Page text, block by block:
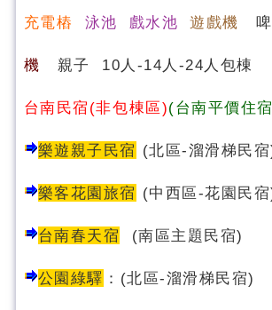
充電樁 泳池 戲水池 遊戲機
機 親子 10人-14人-24人包棟
台南民宿(非包棟區)(台南平價住
樂遊親子民宿 (北區-溜滑梯民宿
樂客花園旅宿 (中西區-花園民宿
台南春天宿 (南區主題民宿)
公園綠驛 ： (北區-溜滑梯民宿)